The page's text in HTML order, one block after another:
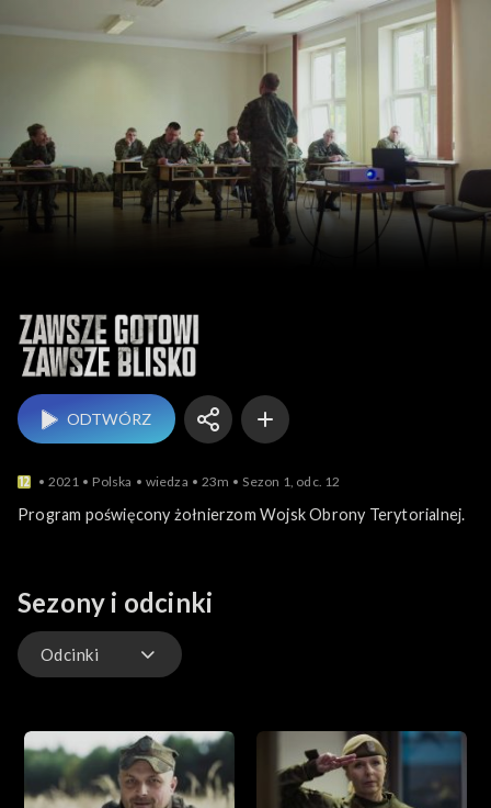
Zawsze gotowi.
ODTWÓRZ
2021 Polska wiedza 23m Sezon 1, odc. 12
Program poświęcony żołnierzom Wojsk Obrony Terytorialnej.
Sezony i odcinki
Odcinki